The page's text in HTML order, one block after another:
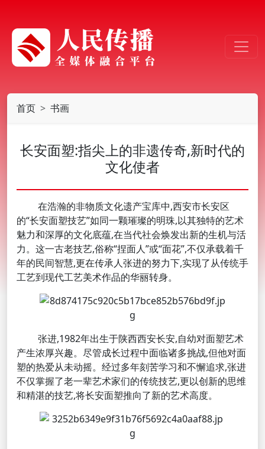
首页 书画
长安面塑:指尖上的非遗传奇,新时代的
文化使者
在浩瀚的非物质文化遗产宝库中,西安市长安区
的“长安面塑技艺”如同一颗璀璨的明珠,以其独特的艺术
魅力和深厚的文化底蕴,在当代社会焕发出新的生机与活
力。这一古老技艺,俗称“捏面人”或“面花”,不仅承载着千
年的民间智慧,更在传承人张进的努力下,实现了从传统手
工艺到现代工艺美术作品的华丽转身。
张进,1982年出生于陕西西安长安,自幼对面塑艺术
产生浓厚兴趣。尽管成长过程中面临诸多挑战,但他对面
塑的热爱从未动摇。经过多年刻苦学习和不懈追求,张进
不仅掌握了老一辈艺术家们的传统技艺,更以创新的思维
和精湛的技艺,将长安面塑推向了新的艺术高度。